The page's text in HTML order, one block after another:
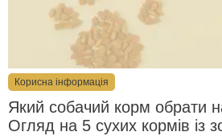
Корисна інформація
Який собачий корм обрати
Огляд на 5 сухих кормів із